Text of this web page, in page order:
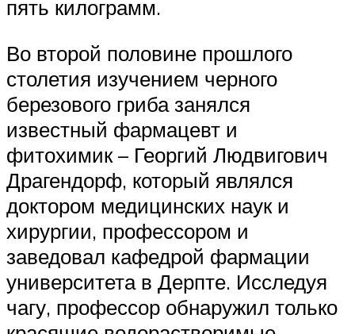
пять килограмм.
Во второй половине прошлого
столетия изучением черного
березового гриба занялся
известный фармацевт и
фитохимик – Георгий Людвигович
Драгендорф, который являлся
доктором медицинских наук и
хирургии, профессором и
заведовал кафедрой фармации
университета в Дерпте. Исследуя
чагу, профессор обнаружил только